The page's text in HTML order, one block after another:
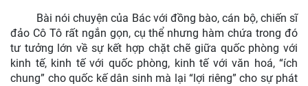
Bài nói chuyện của Bác với đồng bào, cán bộ, chiến sĩ
đảo Cô Tô rất ngắn gọn, cụ thể nhưng hàm chứa trong đó
tư tưởng lớn về sự kết hợp chặt chẽ giữa quốc phòng với
kinh tế, kinh tế với quốc phòng, kinh tế với văn hoá, “ích
chung” cho quốc kế dân sinh mà lại “lợi riêng” cho sự phát